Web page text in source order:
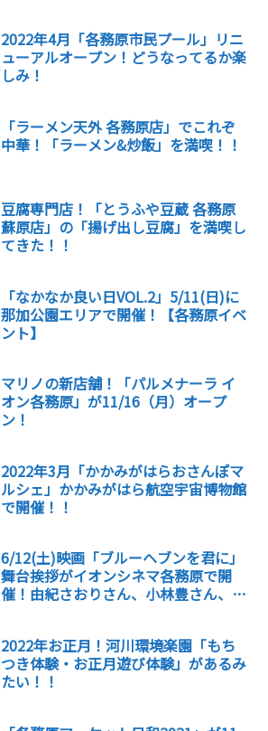
2022年4月「各務原市民プール」リニ
ューアルオープン！どうなってるか楽
しみ！
「ラーメン天外 各務原店」でこれぞ
中華！「ラーメン&炒飯」を満喫！！
豆腐専門店！「とうふや豆蔵 各務原
蘇原店」の「揚げ出し豆腐」を満喫し
てきた！！
「なかなか良い日VOL.2」5/11(日)に
那加公園エリアで開催！【各務原イベ
ント】
マリノの新店舗！「パルメナーラ イ
オン各務原」が11/16（月）オープ
ン！
2022年3月「かかみがはらおさんぽマ
ルシェ」かかみがはら航空宇宙博物館
で開催！！
6/12(土)映画「ブルーヘブンを君に」
舞台挨拶がイオンシネマ各務原で開
催！由紀さおりさん、小林豊さん、本
2022年お正月！河川環境楽園「もち
つき体験・お正月遊び体験」があるみ
たい！！